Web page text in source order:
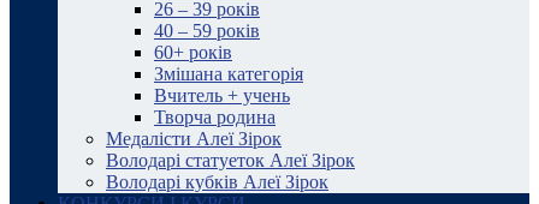
26 – 39 років
40 – 59 років
60+ років
Змішана категорія
Вчитель + учень
Творча родина
Медалісти Алеї Зірок
Володарі статуеток Алеї Зірок
Володарі кубків Алеї Зірок